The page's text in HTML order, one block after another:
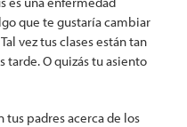
que te gustaría cambiar
vez tus clases están tan
tarde. O quizás tu asiento
tus padres acerca de los